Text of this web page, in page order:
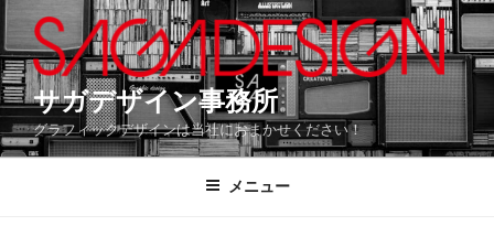
テ
ン
ツ
へ
サガデザイン事務所
グラフィックデザインは当社におまかせください！
メニュー